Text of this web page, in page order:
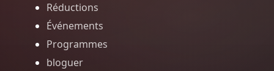
Réductions
Événements
Programmes
bloguer